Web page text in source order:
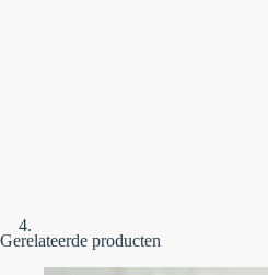
Gerelateerde producten